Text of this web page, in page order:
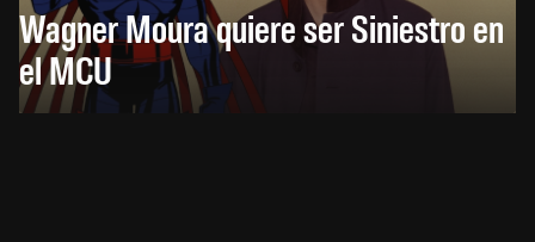
Wagner Moura quiere ser Siniestro en
el MCU